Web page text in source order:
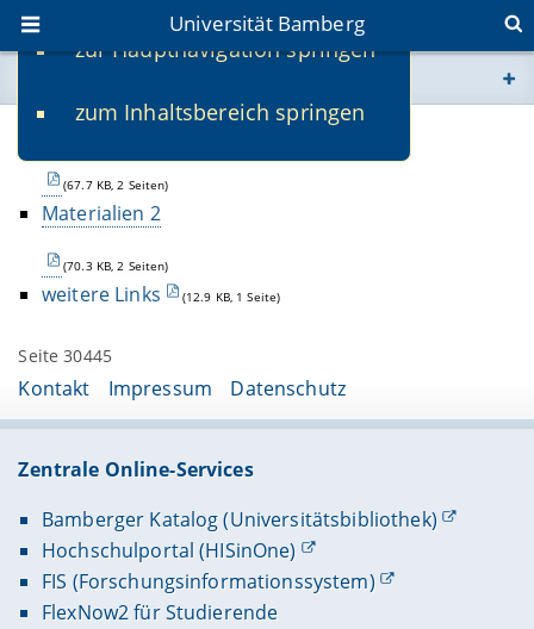
zur Hauptnavigation springen
zum Inhaltsbereich springen
Universität Bamberg
www.uni-bamberg.de
univis.uni-bamberg.de
(67.7 KB, 2 Seiten)
Materialien 2
(70.3 KB, 2 Seiten)
weitere Links (12.9 KB, 1 Seite)
Seite 30445
Kontakt Impressum Datenschutz
Zentrale Online-Services
Bamberger Katalog (Universitätsbibliothek)
Hochschulportal (HISinOne)
FIS (Forschungsinformationssystem)
FlexNow2 für Studierende